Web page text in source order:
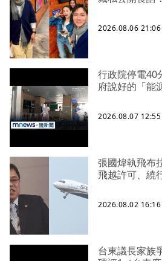
2026.08.06 21:06
行政院停電
府說好的「能
2026.08.07 12:55
張國煒執飛布
飛越許可、
2026.08.02 16:16
台東議長家